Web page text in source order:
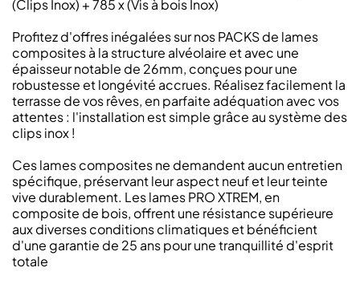
(Clips Inox) + 785 x (Vis à bois Inox)
Profitez d'offres inégalées sur nos PACKS de lames
composites à la structure alvéolaire et avec une
épaisseur notable de 26mm, conçues pour une
robustesse et longévité accrues. Réalisez facilement la
terrasse de vos rêves, en parfaite adéquation avec vos
attentes : l'installation est simple grâce au système des
clips inox !
Ces lames composites ne demandent aucun entretien
spécifique, préservant leur aspect neuf et leur teinte
vive durablement. Les lames PRO XTREM, en
composite de bois, offrent une résistance supérieure
aux diverses conditions climatiques et bénéficient
d'une garantie de 25 ans pour une tranquillité d'esprit
totale